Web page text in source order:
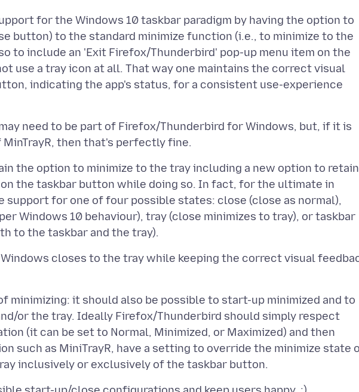
for the Windows 10 taskbar paradigm by having the option to
button) to the standard minimize function (i.e., to minimize to the
to include an 'Exit Firefox/Thunderbird' pop-up menu item on the
use a tray icon at all. That way one maintains the correct visual
indicating the app's status, for a consistent use-experience
need to be part of Firefox/Thunderbird for Windows, but, if it is
the option to minimize to the tray including a new option to retain
the taskbar button while doing so. In fact, for the ultimate in
for one of four possible states: close (close as normal),
Windows 10 behaviour), tray (close minimizes to tray), or taskbar
closes to the tray while keeping the correct visual
minimizing: it should also be possible to start-up minimized and to
or the tray. Ideally Firefox/Thunderbird should simply respect
(it can be set to Normal, Minimized, or Maximized) and then
such as MiniTrayR, have a setting to override the minimize state